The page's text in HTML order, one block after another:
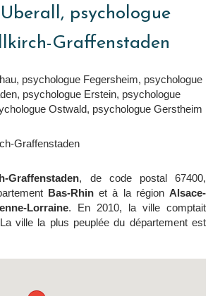
psychologue
Graffenstaden
, psychologue Fegersheim, psychologue
, psychologue Erstein, psychologue
Ostwald, psychologue Gerstheim
Graffenstaden
Graffenstaden, de code postal 67400,
Bas-Rhinet à la région Alsace-
Lorraine. En 2010, la ville comptait
ville la plus peuplée du département est